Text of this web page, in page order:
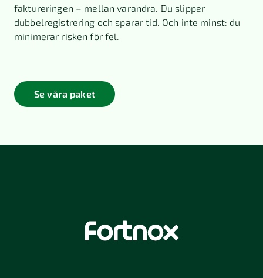
faktureringen – mellan varandra. Du slipper
dubbelregistrering och sparar tid. Och inte minst: du
minimerar risken för fel.
Se våra paket